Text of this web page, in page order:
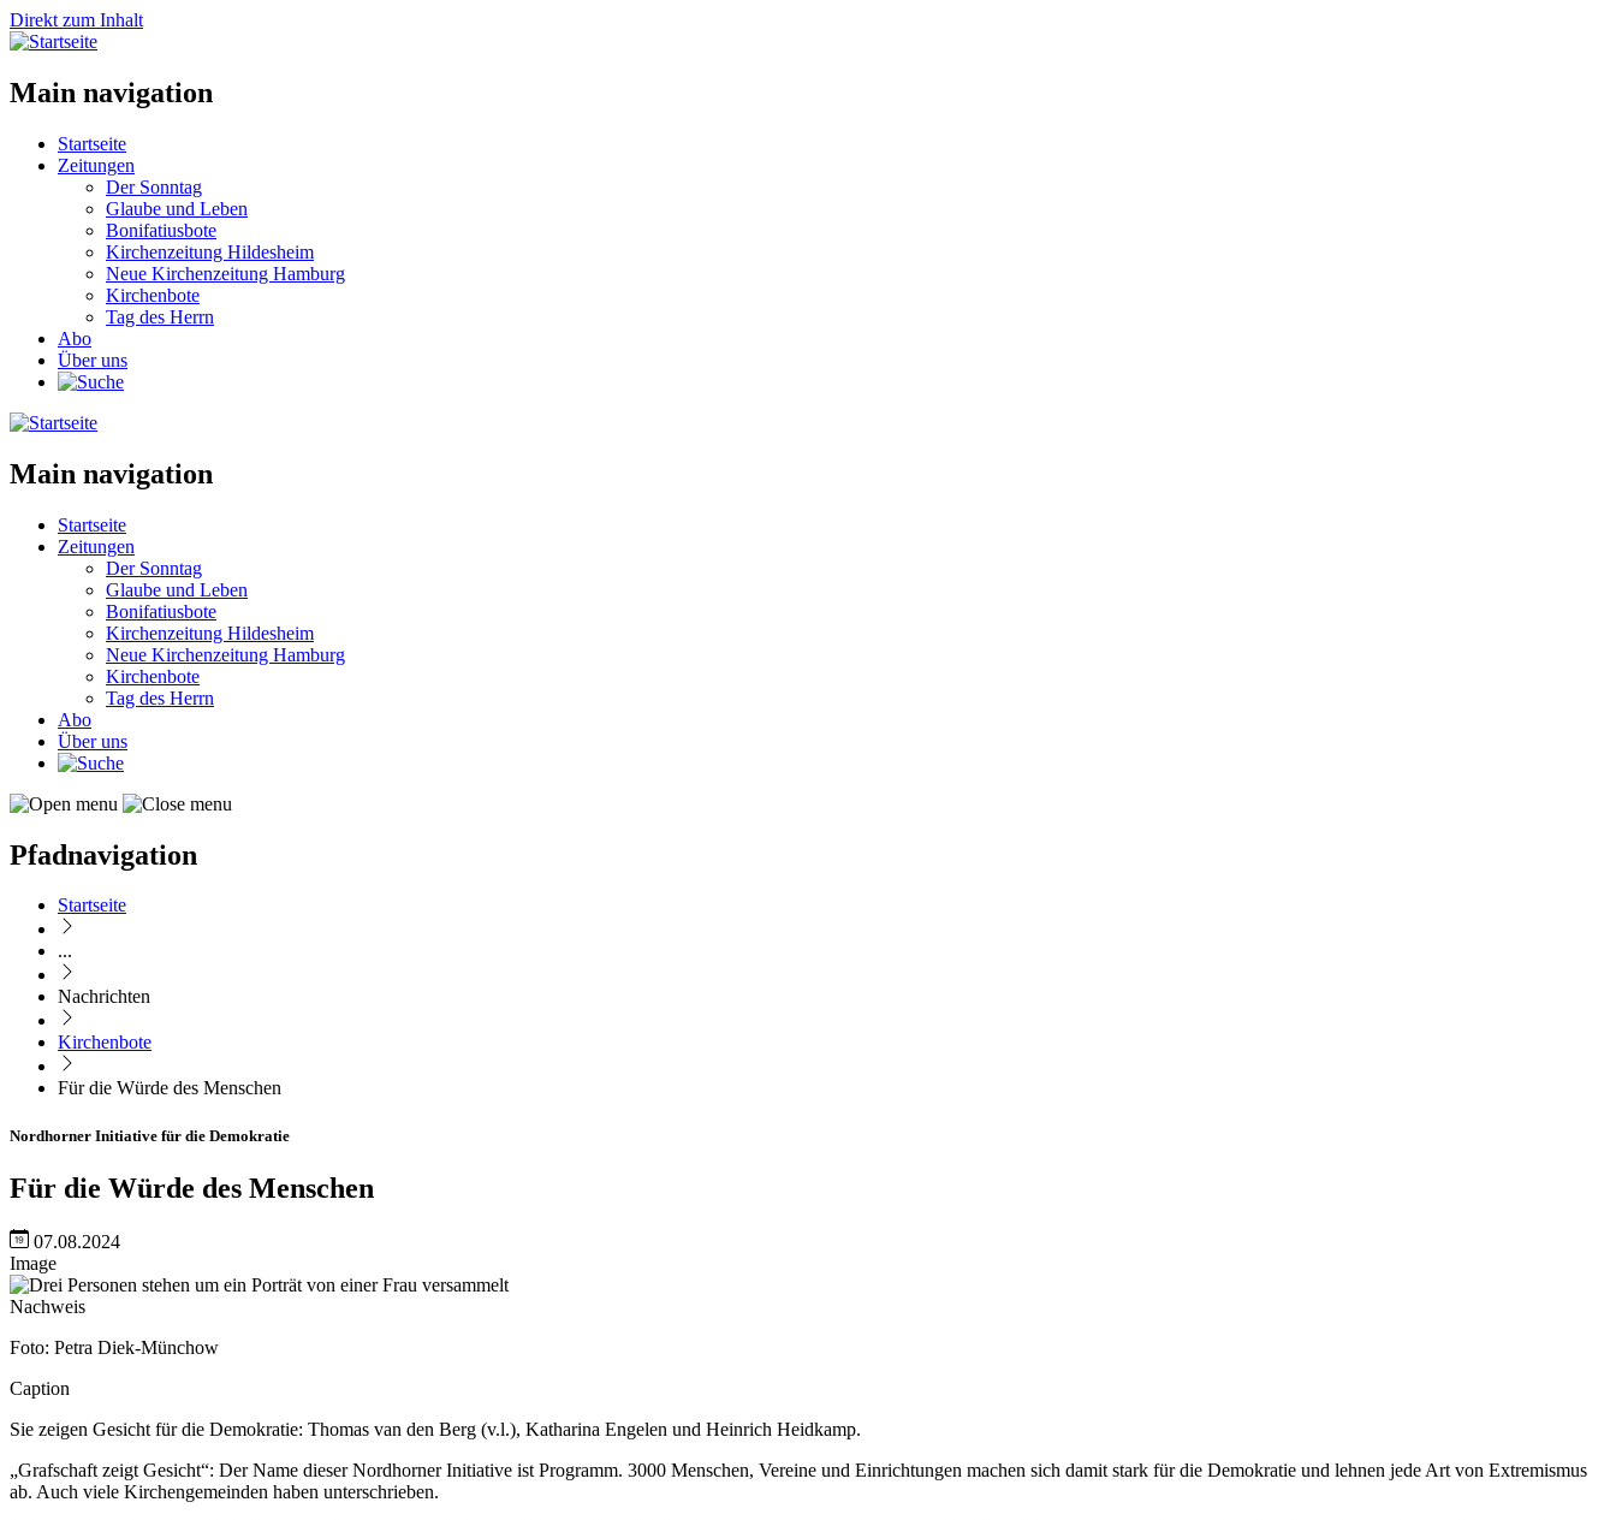
Direkt zum Inhalt
Main navigation
Startseite
Zeitungen
Der Sonntag
Glaube und Leben
Bonifatiusbote
Kirchenzeitung Hildesheim
Neue Kirchenzeitung Hamburg
Kirchenbote
Tag des Herrn
Abo
Über uns
Main navigation
Startseite
Zeitungen
Der Sonntag
Glaube und Leben
Bonifatiusbote
Kirchenzeitung Hildesheim
Neue Kirchenzeitung Hamburg
Kirchenbote
Tag des Herrn
Abo
Über uns
Pfadnavigation
Startseite
...
Nachrichten
Kirchenbote
Für die Würde des Menschen
Nordhorner Initiative für die Demokratie
Für die Würde des Menschen
07.08.2024
Image
Nachweis
Foto: Petra Diek-Münchow
Caption
Sie zeigen Gesicht für die Demokratie: Thomas van den Berg (v.l.), Katharina Engelen und Heinrich Heidkamp.
„Grafschaft zeigt Gesicht“: Der Name dieser Nordhorner Initiative ist Programm. 3000 Menschen, Vereine und Einrichtungen machen sich damit stark für die Demokratie und lehnen jede Art von Extremismus
ab. Auch viele Kirchengemeinden haben unterschrieben.